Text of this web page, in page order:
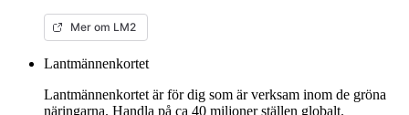
Mer om LM2
Lantmännenkortet
Lantmännenkortet är för dig som är verksam inom de gröna
näringarna. Handla på ca 40 miljoner ställen globalt.